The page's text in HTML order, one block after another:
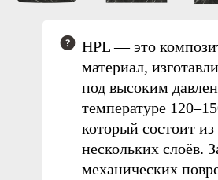
HPL — это
материал,
под высоким
температуре
который состоит из
нескольких слоёв.
механических